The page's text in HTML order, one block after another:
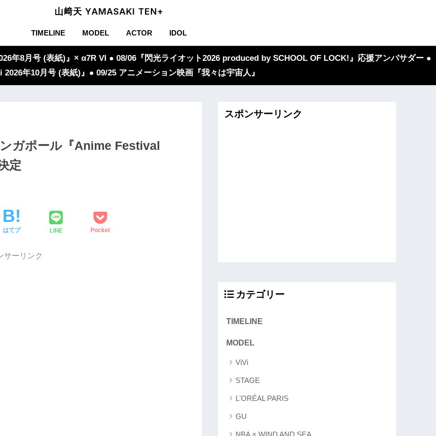
山﨑天 YAMASAKI TEN+
TIMELINE MODEL ACTOR IDOL
年8月号 (表紙)』× α7R VI ● 08/06『閃光ライオット2026 produced by SCHOOL OF LOCK!』応援アンバサダー ●
2026年10月号 (表紙)』● 09/25 アニメーション映画『我々は宇宙人』
ガポール『Anime Festival
定
はてブ LINE Pocket
サーリンク
スポンサーリンク
カテゴリー
TIMELINE
MODEL
ViVi
STAGE
L'ORÉAL PARIS
GU
NBA × WIND AND SEA